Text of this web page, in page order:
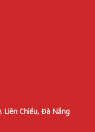
Liên Chiểu, Đà Nẵng